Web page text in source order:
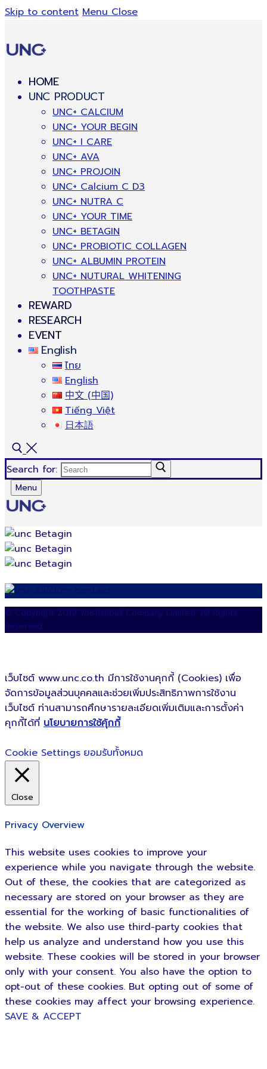
Skip to content Menu Close
HOME
UNC PRODUCT
UNC+ CALCIUM
UNC+ YOUR BEGIN
UNC+ I CARE
UNC+ AVA
UNC+ PROJOIN
UNC+ Calcium C D3
UNC+ NUTRA C
UNC+ YOUR TIME
UNC+ BETAGIN
UNC+ PROBIOTIC COLLAGEN
UNC+ ALBUMIN PROTEIN
UNC+ NUTURAL WHITENING
TOOTHPASTE
REWARD
RESEARCH
EVENT
English
ไทย
English
中文 (中国)
Tiếng Việt
日本語
Search for:
Menu
© Copyright 2019 Yoofishball Company Limited. All Rights
Reserved.
เว็บไซต์ www.unc.co.th มีการใช้งานคุกกี้ (Cookies) เพื่อ
จัดการข้อมูลส่วนบุคคลและช่วยเพิ่มประสิทธิภาพการใช้งาน
เว็บไซต์ ท่านสามารถศึกษารายละเอียดเพิ่มเติมและการตั้งค่า
คุกกี้ได้ที่ นโยบายการใช้คุ้กกี้
Cookie Settings ยอมรับทั้งหมด
Close
Privacy Overview
This website uses cookies to improve your
experience while you navigate through the website.
Out of these, the cookies that are categorized as
necessary are stored on your browser as they are
essential for the working of basic functionalities of
the website. We also use third-party cookies that
help us analyze and understand how you use this
website. These cookies will be stored in your browser
only with your consent. You also have the option to
opt-out of these cookies. But opting out of some of
these cookies may affect your browsing experience.
SAVE & ACCEPT